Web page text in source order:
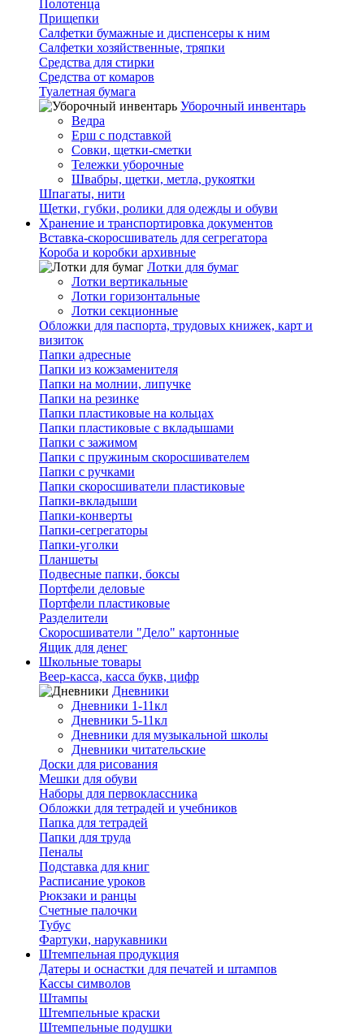
Полотенца
Прищепки
Салфетки бумажные и диспенсеры к ним
Салфетки хозяйственные, тряпки
Средства для стирки
Средства от комаров
Туалетная бумага
Уборочный инвентарь
Ведра
Ерш с подставкой
Совки, щетки-сметки
Тележки уборочные
Швабры, щетки, метла, рукоятки
Шпагаты, нити
Щетки, губки, ролики для одежды и обуви
Хранение и транспортировка документов
Вставка-скоросшиватель для сегрегатора
Короба и коробки архивные
Лотки для бумаг
Лотки вертикальные
Лотки горизонтальные
Лотки секционные
Обложки для паспорта, трудовых книжек, карт и
визиток
Папки адресные
Папки из кожзаменителя
Папки на молнии, липучке
Папки на резинке
Папки пластиковые на кольцах
Папки пластиковые с вкладышами
Папки с зажимом
Папки с пружиным скоросшивателем
Папки с ручками
Папки скоросшиватели пластиковые
Папки-вкладыши
Папки-конверты
Папки-сегрегаторы
Папки-уголки
Планшеты
Подвесные папки, боксы
Портфели деловые
Портфели пластиковые
Разделители
Скоросшиватели "Дело" картонные
Ящик для денег
Школьные товары
Веер-касса, касса букв, цифр
Дневники
Дневники 1-11кл
Дневники 5-11кл
Дневники для музыкальной школы
Дневники читательские
Доски для рисования
Мешки для обуви
Наборы для первоклассника
Обложки для тетрадей и учебников
Папка для тетрадей
Папки для труда
Пеналы
Подставка для книг
Расписание уроков
Рюкзаки и ранцы
Счетные палочки
Тубус
Фартуки, нарукавники
Штемпельная продукция
Датеры и оснастки для печатей и штампов
Кассы символов
Штампы
Штемпельные краски
Штемпельные подушки